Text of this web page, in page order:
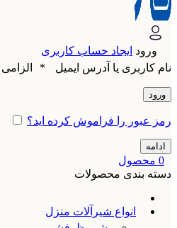
ورود ایجاد حساب کاربری
نام کاربری یا آدرس ایمیل
* الزامی
ورود
رمز عبور را فراموش کرده اید؟
ادامه
0 محصول
دسته بندی محصولات
انواع شیرآلات منزل